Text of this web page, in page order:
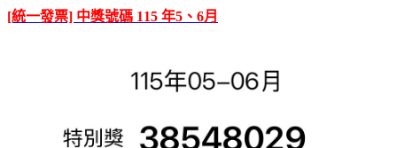
[統一發票] 中獎號碼 115 年5、6月